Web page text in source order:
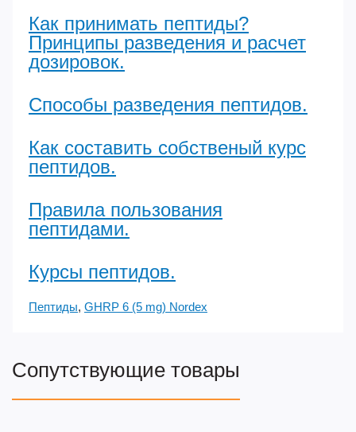
Как принимать пептиды?
Принципы разведения и расчет
дозировок.
Способы разведения пептидов.
Как составить собственый курс
пептидов.
Правила пользования
пептидами.
Курсы пептидов.
Пептиды, GHRP 6 (5 mg) Nordex
Сопутствующие товары